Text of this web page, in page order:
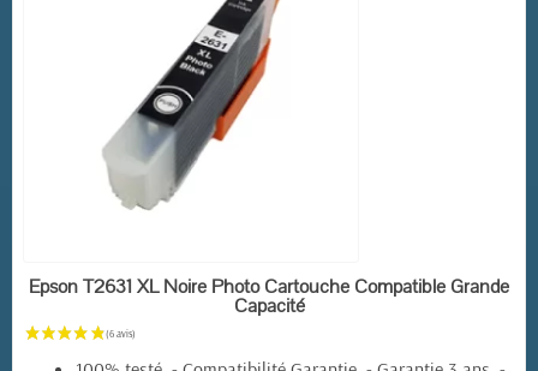
(3 avis)
EN STOCK
Epson T2631 XL Noire Photo Cartouche Compatible Grande
Capacité